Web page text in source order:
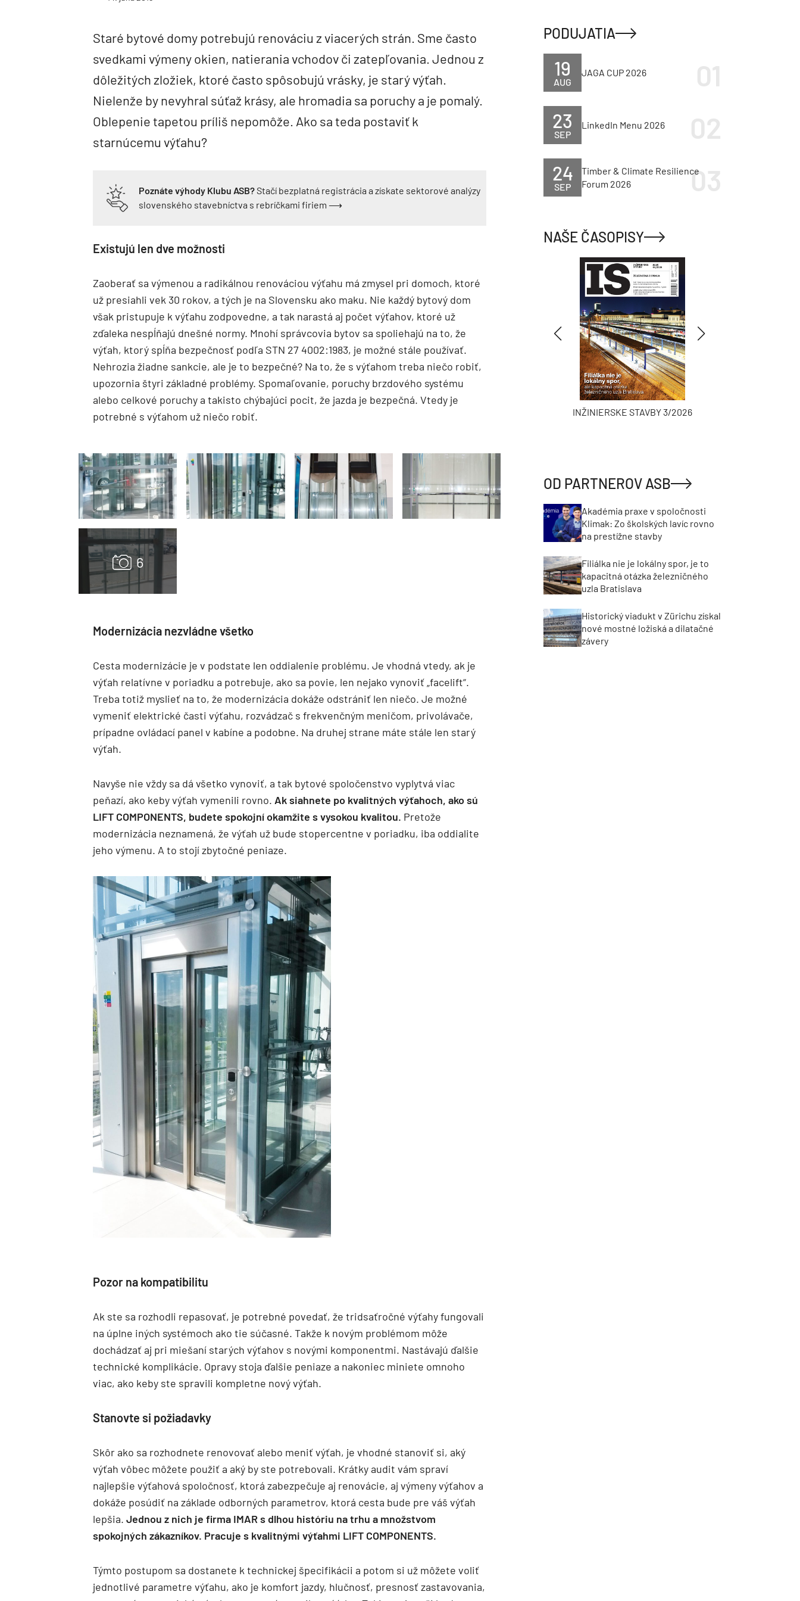
Staré bytové domy potrebujú renováciu z viacerých strán. Sme často
svedkami výmeny okien, natierania vchodov či zatepľovania. Jednou z
dôležitých zložiek, ktoré často spôsobujú vrásky, je starý výťah.
Nielenže by nevyhral súťaž krásy, ale hromadia sa poruchy a je pomalý.
Oblepenie tapetou príliš nepomôže. Ako sa teda postaviť k
starnúcemu výťahu?
Poznáte výhody Klubu ASB?Stačí bezplatná registrácia a získate sektorové analýzy
slovenského stavebníctva s rebríčkami firiem ⟶
Existujú len dve možnosti
Zaoberať sa výmenou a radikálnou renováciou výťahu má zmysel pri domoch, ktoré
už presiahli vek 30 rokov, a tých je na Slovensku ako maku. Nie každý bytový dom
však pristupuje k výťahu zodpovedne, a tak narastá aj počet výťahov, ktoré už
zďaleka nespĺňajú dnešné normy. Mnohí správcovia bytov sa spoliehajú na to, že
výťah, ktorý spĺňa bezpečnosť podľa STN 27 4002:1983, je možné stále používať.
Nehrozia žiadne sankcie, ale je to bezpečné? Na to, že s výťahom treba niečo robiť,
upozornia štyri základné problémy. Spomaľovanie, poruchy brzdového systému
alebo celkové poruchy a takisto chýbajúci pocit, že jazda je bezpečná. Vtedy je
potrebné s výťahom už niečo robiť.
Modernizácia nezvládne všetko
Cesta modernizácie je v podstate len oddialenie problému. Je vhodná vtedy, ak je
výťah relatívne v poriadku a potrebuje, ako sa povie, len nejako vynoviť „facelift“.
Treba totiž myslieť na to, že modernizácia dokáže odstrániť len niečo. Je možné
vymeniť elektrické časti výťahu, rozvádzač s frekvenčným meničom, privolávače,
prípadne ovládací panel v kabíne a podobne. Na druhej strane máte stále len starý
výťah.
Navyše nie vždy sa dá všetko vynoviť, a tak bytové spoločenstvo vyplytvá viac
peňazí, ako keby výťah vymenili rovno. Ak siahnete po kvalitných výťahoch, ako sú
LIFT COMPONENTS, budete spokojní okamžite s vysokou kvalitou. Pretože
modernizácia neznamená, že výťah už bude stopercentne v poriadku, iba oddialite
jeho výmenu. A to stojí zbytočné peniaze.
Pozor na kompatibilitu
Ak ste sa rozhodli repasovať, je potrebné povedať, že tridsaťročné výťahy fungovali
na úplne iných systémoch ako tie súčasné. Takže k novým problémom môže
dochádzať aj pri miešaní starých výťahov s novými komponentmi. Nastávajú ďalšie
technické komplikácie. Opravy stoja ďalšie peniaze a nakoniec miniete omnoho
viac, ako keby ste spravili kompletne nový výťah.
Stanovte si požiadavky
Skôr ako sa rozhodnete renovovať alebo meniť výťah, je vhodné stanoviť si, aký
výťah vôbec môžete použiť a aký by ste potrebovali. Krátky audit vám spraví
najlepšie výťahová spoločnosť, ktorá zabezpečuje aj renovácie, aj výmeny výťahov a
dokáže posúdiť na základe odborných parametrov, ktorá cesta bude pre váš výťah
lepšia. Jednou z nich je firma IMAR s dlhou históriu na trhu a množstvom
spokojných zákazníkov. Pracuje s kvalitnými výťahmi LIFT COMPONENTS.
Týmto postupom sa dostanete k technickej špecifikácii a potom si už môžete voliť
jednotlivé parametre výťahu, ako je komfort jazdy, hlučnosť, presnosť zastavovania,
PODUJATIA
AUG
19 JAGA CUP 2026
SEP
23 LinkedIn Menu 2026
SEP
24
Timber & Climate Resilience
Forum 2026
NAŠE ČASOPISY
INŽINIERSKE STAVBY 3/2026
OD PARTNEROV ASB
Akadémia praxe v spoločnosti
Klimak: Zo školských lavíc rovno
na prestížne stavby
Filiálka nie je lokálny spor, je to
kapacitná otázka železničného
uzla Bratislava
Historický viadukt v Zürichu získal
nové mostné ložiská a dilatačné
závery